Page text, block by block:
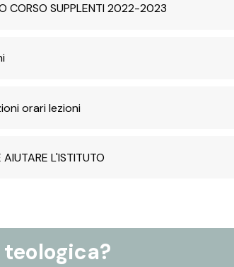
CORSO SUPPLENTI 2022-2023
orari lezioni
L'ISTITUTO